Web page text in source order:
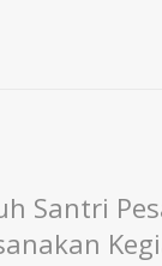
Santri